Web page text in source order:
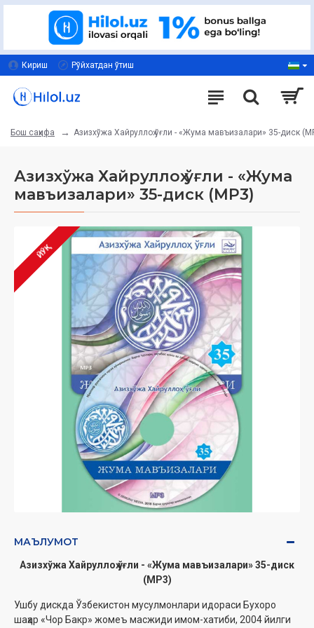
Кириш Рўйхатдан ўтиш
Бош саҳифа Азизхўжа Хайруллоҳ ўғли - «Жума мавъизалари» 35-диск
Азизхўжа Хайруллоҳ ўғли - «Жума
мавъизалари» 35-диск (МР3)
ЙЎҚ
МАЪЛУМОТ
Азизхўжа Хайруллоҳ ўғли - «Жума мавъизалари» 35-диск
(МР3)
Ушбу дискда Ўзбекистон мусулмонлари идораси Бухоро
шаҳар «Чор Бакр» жомеъ масжиди имом-хатиби, 2004 йилги